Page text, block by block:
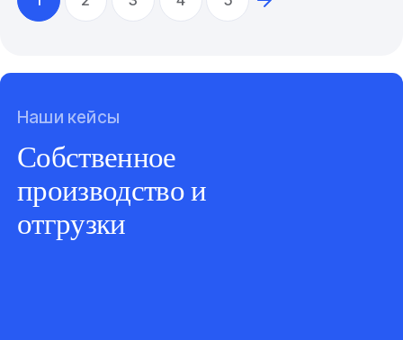
Наши кейсы
Собственное
производство и
отгрузки